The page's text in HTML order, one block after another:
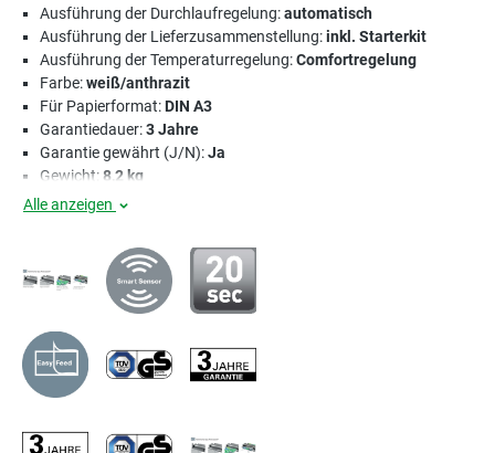
Ausführung der Durchlaufregelung:automatisch
Ausführung der Lieferzusammenstellung:inkl. Starterkit
Ausführung der Temperaturregelung:Comfortregelung
Farbe:weiß/anthrazit
Für Papierformat:DIN A3
Garantiedauer:3 Jahre
Garantie gewährt (J/N):Ja
Gewicht: 8,2 kg
Alle anzeigen